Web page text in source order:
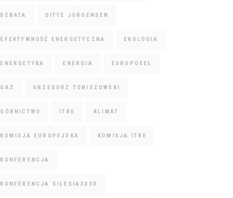
DEBATA DITTE JORGENSEN
EFEKTYWNOŚĆ ENERGETYCZNA EKOLOGIA
ENERGETYKA ENERGIA EUROPOSEŁ
GAZ GRZEGORZ TOBISZOWSKI
GÓRNICTWO ITRE KLIMAT
KOMISJA EUROPEJSKA KOMISJA ITRE
KONFERENCJA
KONFERENCJA SILESIA2030